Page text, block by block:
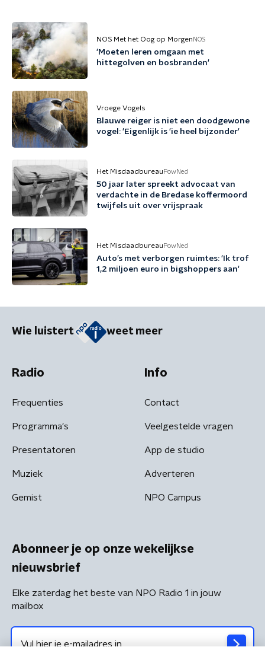
NOS Met het Oog op Morgen NOS
'Moeten leren omgaan met
hittegolven en bosbranden'
Vroege Vogels
Blauwe reiger is niet een doodgewone
vogel: 'Eigenlijk is 'ie heel bijzonder'
Het Misdaadbureau PowNed
50 jaar later spreekt advocaat van
verdachte in de Bredase koffermoord
twijfels uit over vrijspraak
Het Misdaadbureau PowNed
Auto’s met verborgen ruimtes: 'Ik trof
1,2 miljoen euro in bigshoppers aan'
Wie luistert weet meer
Radio
Frequenties
Programma's
Presentatoren
Muziek
Gemist
Info
Contact
Veelgestelde vragen
App de studio
Adverteren
NPO Campus
Abonneer je op onze wekelijkse
nieuwsbrief
Elke zaterdag het beste van NPO Radio 1 in jouw
mailbox